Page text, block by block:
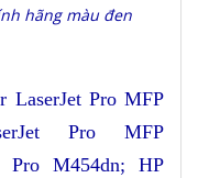
hãng màu đen
LaserJet Pro MFP
Pro MFP
Pro M454dn; HP